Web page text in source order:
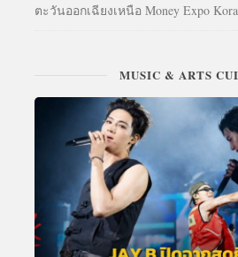
ตะวันออกเฉียงเหนือ Money Expo
MUSIC & ARTS